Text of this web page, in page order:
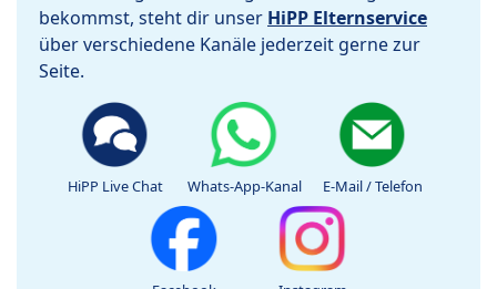
bekommst, steht dir unser HiPP Elternservice
über verschiedene Kanäle jederzeit gerne zur
Seite.
HiPP Live Chat Whats-App-Kanal E-Mail / Telefon